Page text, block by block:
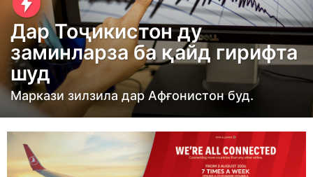
e
a
r
s
a
o
y
Дар Тоҷикистон ду
заминларза ба қайд гирифта
шуд
Маркази зилзила дар Афғонистон буд.